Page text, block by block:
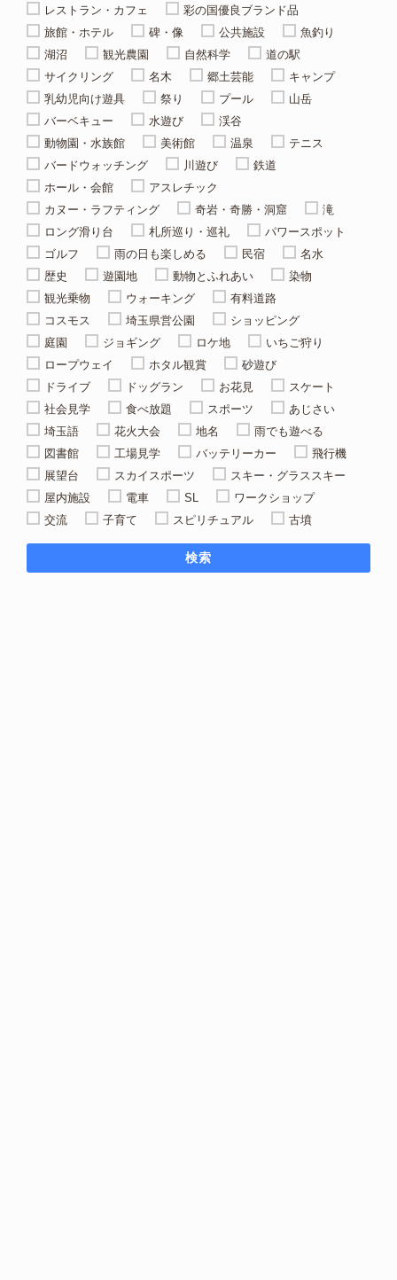
レストラン・カフェ
彩の国優良ブランド品
旅館・ホテル
碑・像 公共施設
魚釣り
湖沼
観光農園 自然科学
道の駅
サイクリング
名木 郷土芸能
キャンプ
乳幼児向け遊具
祭り プール
山岳
バーベキュー
水遊び
渓谷
動物園・水族館
美術館 温泉
テニス
バードウォッチング
川遊び
鉄道
ホール・会館
アスレチック
カヌー・ラフティング
奇岩・奇勝・洞窟
滝
ロング滑り台
札所巡り・巡礼
パワースポット
ゴルフ
雨の日も楽しめる 民宿
名水
歴史
遊園地 動物とふれあい
染物
観光乗物
ウォーキング
有料道路
コスモス
埼玉県営公園
ショッピング
庭園
ジョギング ロケ地
いちご狩り
ロープウェイ
ホタル観賞
砂遊び
ドライブ
ドッグラン お花見
スケート
社会見学
食べ放題 スポーツ
あじさい
埼玉語
花火大会 地名
雨でも遊べる
図書館
工場見学 バッテリーカー
飛行機
展望台
スカイスポーツ
スキー・グラススキー
屋内施設
電車 SL
ワークショップ
交流
子育て スピリチュアル 古墳
検索